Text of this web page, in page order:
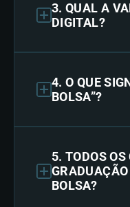
3. QUAL A
DIGITAL?
4. O QUE
BOLSA”?
5. TODOS OS
BOLSA?